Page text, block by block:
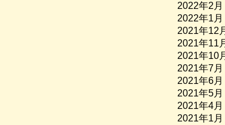
2022年2月
2022年1月
2021年12
2021年11
2021年10
2021年7月
2021年6月
2021年5月
2021年4月
2021年1月